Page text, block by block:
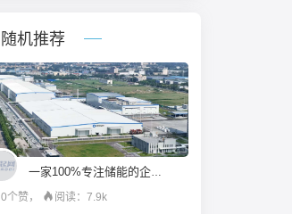
随机推荐
一家100%专注储能的企业，为何押注长时赛道？——海辰储能：全链一体化背后的战略逻辑
0个赞，
阅读：7.9k